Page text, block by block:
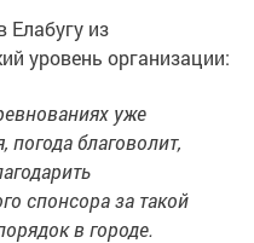
Елабугу из
уровень организации:
уже
погода благоволит,
спонсора за такой
в городе.